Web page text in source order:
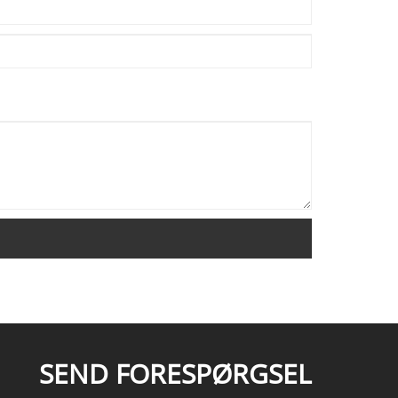
SEND FORESPØRGSEL